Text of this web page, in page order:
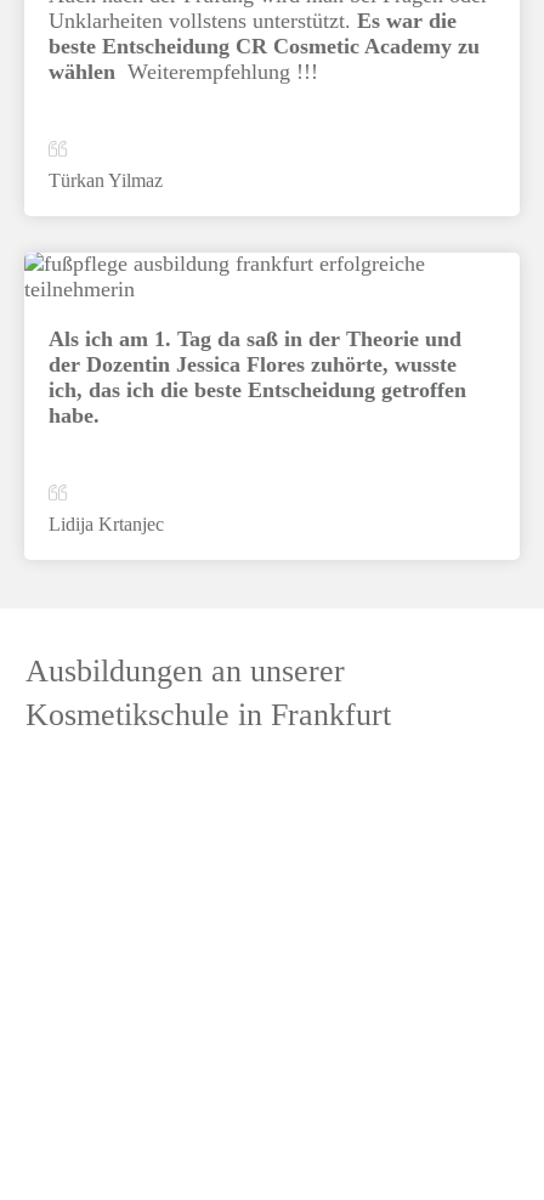
Unklarheiten vollstens unterstützt. Es war die
beste Entscheidung CR Cosmetic Academy zu
wählen Weiterempfehlung !!!
Türkan Yilmaz
Als ich am 1. Tag da saß in der Theorie und
der Dozentin Jessica Flores zuhörte, wusste
ich, das ich die beste Entscheidung getroffen
habe.
Lidija Krtanjec
Ausbildungen an unserer
Kosmetikschule in Frankfurt